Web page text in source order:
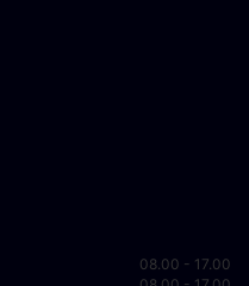
08.00 - 17.00